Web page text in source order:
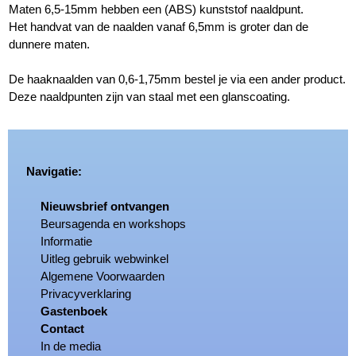
Maten 6,5-15mm hebben een (ABS) kunststof naaldpunt.
Het handvat van de naalden vanaf 6,5mm is groter dan de
dunnere maten.
De haaknaalden van 0,6-1,75mm bestel je via een ander product.
Deze naaldpunten zijn van staal met een glanscoating.
Navigatie:
Nieuwsbrief ontvangen
Beursagenda en workshops
Informatie
Uitleg gebruik webwinkel
Algemene Voorwaarden
Privacyverklaring
Gastenboek
Contact
In de media